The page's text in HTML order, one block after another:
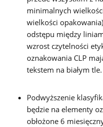
minimalnych
wielkości
odstępu między
wzrost czytelności
oznakowania CLP
tekstem na białym tle.
Podwyższenie
będzie na elementy
obłożone 6